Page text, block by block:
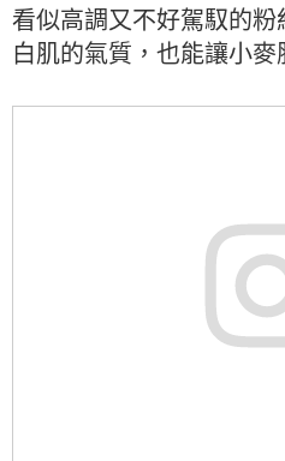
看似高調又不好駕馭的
白肌的氣質，也能讓小麥